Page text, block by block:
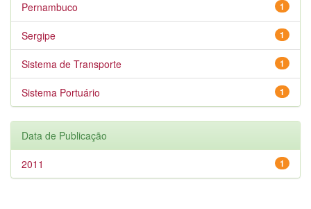
1
Pernambuco
1
Sergipe
1
Sistema de Transporte
1
Sistema Portuário
Data de Publicação
1
2011